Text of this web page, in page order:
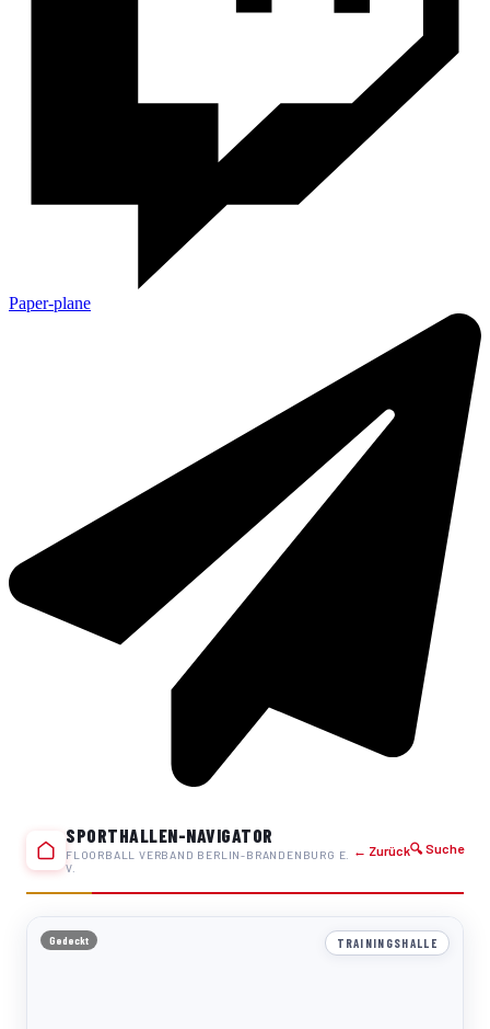
Paper-plane
SPORTHALLEN-NAVIGATOR
FLOORBALL VERBAND BERLIN-BRANDENBURG E.
V.
← Zurück🔍 Suche
TRAININGSHALLE
Gedeckt